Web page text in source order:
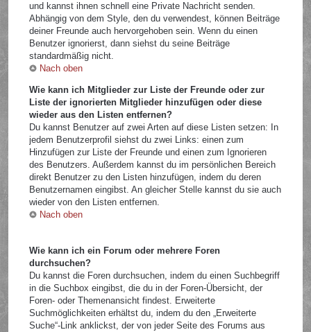
und kannst ihnen schnell eine Private Nachricht senden.
Abhängig von dem Style, den du verwendest, können Beiträge
deiner Freunde auch hervorgehoben sein. Wenn du einen
Benutzer ignorierst, dann siehst du seine Beiträge
standardmäßig nicht.
Nach oben
Wie kann ich Mitglieder zur Liste der Freunde oder zur
Liste der ignorierten Mitglieder hinzufügen oder diese
wieder aus den Listen entfernen?
Du kannst Benutzer auf zwei Arten auf diese Listen setzen: In
jedem Benutzerprofil siehst du zwei Links: einen zum
Hinzufügen zur Liste der Freunde und einen zum Ignorieren
des Benutzers. Außerdem kannst du im persönlichen Bereich
direkt Benutzer zu den Listen hinzufügen, indem du deren
Benutzernamen eingibst. An gleicher Stelle kannst du sie auch
wieder von den Listen entfernen.
Nach oben
Wie kann ich ein Forum oder mehrere Foren
durchsuchen?
Du kannst die Foren durchsuchen, indem du einen Suchbegriff
in die Suchbox eingibst, die du in der Foren-Übersicht, der
Foren- oder Themenansicht findest. Erweiterte
Suchmöglichkeiten erhältst du, indem du den „Erweiterte
Suche“-Link anklickst, der von jeder Seite des Forums aus